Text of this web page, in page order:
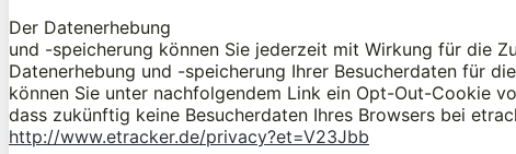
Der Datenerhebung
und -speicherung können Sie jederzeit mit Wirkung für die
Datenerhebung und -speicherung Ihrer Besucherdaten für
können Sie unter nachfolgendem Link ein Opt-Out-Cookie
dass zukünftig keine Besucherdaten Ihres Browsers bei
http://www.etracker.de/privacy?et=V23Jbb